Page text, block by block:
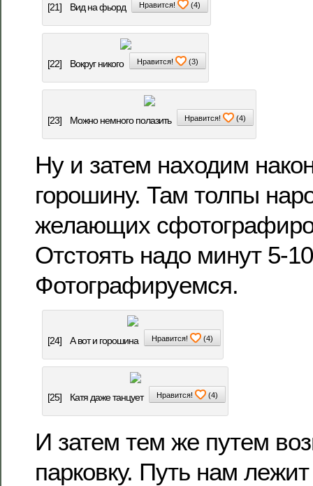
[21] Вид на фьорд Нравится! (4)
[22] Вокруг никого Нравится! (3)
[23] Можно немного полазить Нравится! (4)
Ну и затем находим
горошину. Там толпы
желающих
Отстоять надо минут 5-
Фотографируемся.
[24] А вот и горошина Нравится! (4)
[25] Катя даже танцует Нравится! (4)
И затем тем же путем
парковку. Путь нам